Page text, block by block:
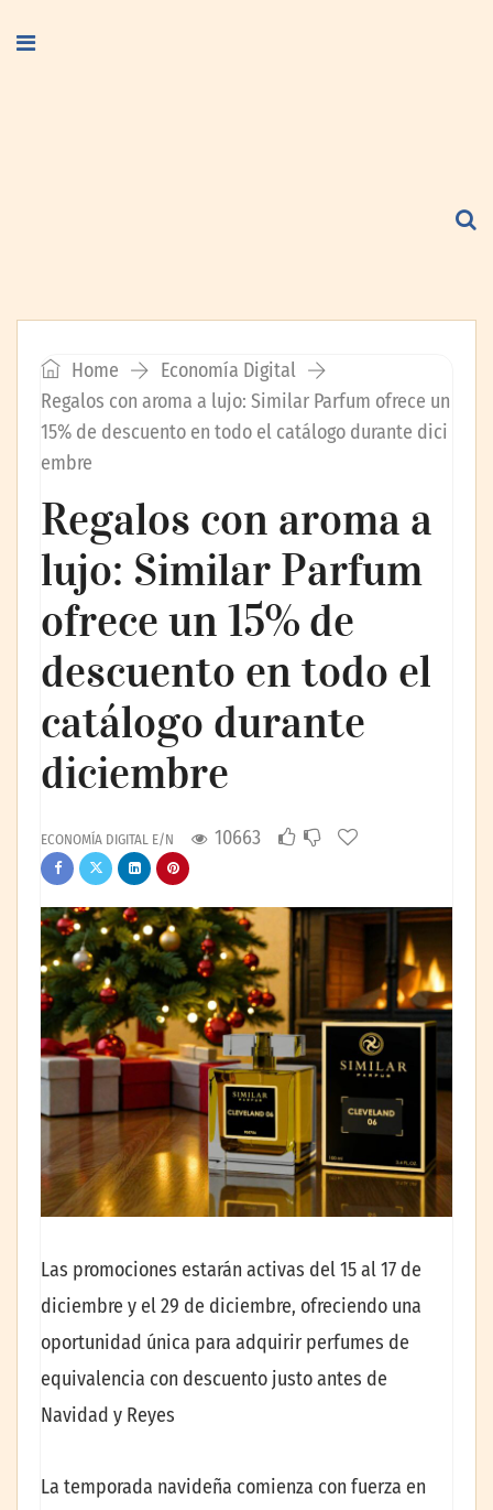
Home
Economía Digital
Regalos con aroma a lujo: Similar Parfum ofrece un
15% de descuento en todo el catálogo durante dici
embre
Regalos con aroma a
lujo: Similar Parfum
ofrece un 15% de
descuento en todo el
catálogo durante
diciembre
ECONOMÍA DIGITAL E/N 10663
Las promociones estarán activas del 15 al 17 de
diciembre y el 29 de diciembre, ofreciendo una
oportunidad única para adquirir perfumes de
equivalencia con descuento justo antes de
Navidad y Reyes
La temporada navideña comienza con fuerza en